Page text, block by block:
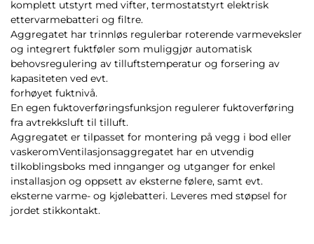
komplett utstyrt med vifter, termostatstyrt elektrisk
ettervarmebatteri og filtre.
Aggregatet har trinnløs regulerbar roterende varmeveksler
og integrert fuktføler som muliggjør automatisk
behovsregulering av tilluftstemperatur og forsering av
kapasiteten ved evt.
forhøyet fuktnivå.
En egen fuktoverføringsfunksjon regulerer fuktoverføring
fra avtrekksluft til tilluft.
Aggregatet er tilpasset for montering på vegg i bod eller
vaskeromVentilasjonsaggregatet har en utvendig
tilkoblingsboks med innganger og utganger for enkel
installasjon og oppsett av eksterne følere, samt evt.
eksterne varme- og kjølebatteri. Leveres med støpsel for
jordet stikkontakt.